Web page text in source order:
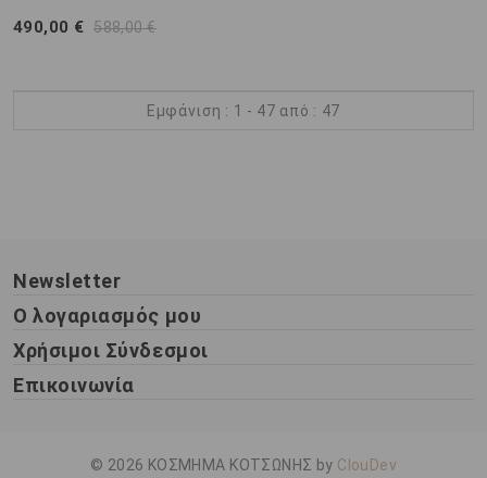
490,00 € 588,00 €
Εμφάνιση : 1 - 47 από : 47
Newsletter
Ο λογαριασμός μου
Χρήσιμοι Σύνδεσμοι
Επικοινωνία
© 2026 ΚΟΣΜΗΜΑ ΚΟΤΣΩΝΗΣ by ClouDev